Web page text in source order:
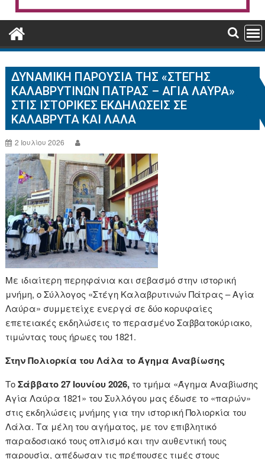
ΔΥΝΑΜΙΚΉ ΠΑΡΟΥΣΊΑ ΤΗΣ «ΣΤΈΓΗΣ
ΚΑΛΑΒΡΥΤΙΝΏΝ ΠΆΤΡΑΣ – ΑΓΊΑ ΛΑΎΡΑ»
ΣΤΙΣ ΙΣΤΟΡΙΚΈΣ ΕΚΔΗΛΏΣΕΙΣ ΣΕ
ΚΑΛΆΒΡΥΤΑ ΚΑΙ ΛΆΛΑ
2 Ιουλίου 2026
Με ιδιαίτερη περηφάνια και σεβασμό στην ιστορική
μνήμη, ο Σύλλογος «Στέγη Καλαβρυτινών Πάτρας – Αγία
Λαύρα» συμμετείχε ενεργά σε δύο κορυφαίες
επετειακές εκδηλώσεις το περασμένο Σαββατοκύριακο,
τιμώντας τους ήρωες του 1821.
Στην Πολιορκία του Λάλα το Άγημα Αναβίωσης
ΤοΣάββατο 27 Ιουνίου 2026, το τμήμα «Άγημα Αναβίωσης
Αγία Λαύρα 1821» του Συλλόγου μας έδωσε το «παρών»
στις εκδηλώσεις μνήμης για την ιστορική Πολιορκία του
Λάλα. Τα μέλη του αγήματος, με τον επιβλητικό
παραδοσιακό τους οπλισμό και την αυθεντική τους
παρουσία, απέδωσαν τις πρέπουσες τιμές στους